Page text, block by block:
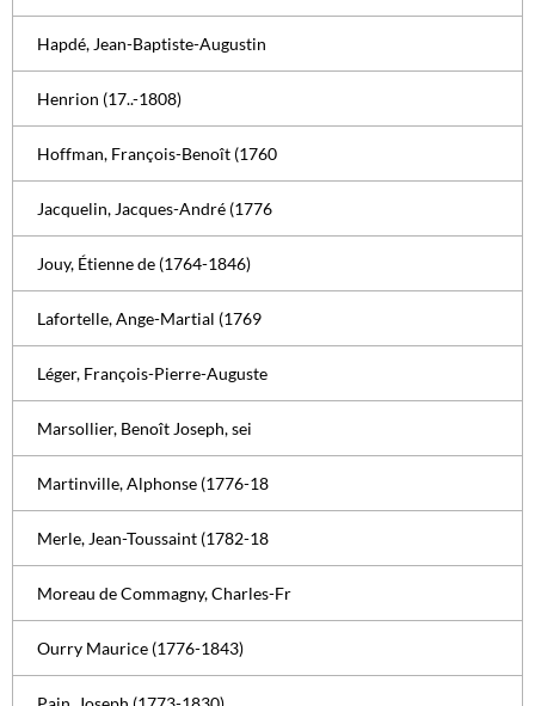
Hapdé, Jean-Baptiste-Augustin
Henrion (17..-1808)
Hoffman, François-Benoît (1760
Jacquelin, Jacques-André (1776
Jouy, Étienne de (1764-1846)
Lafortelle, Ange-Martial (1769
Léger, François-Pierre-Auguste
Marsollier, Benoît Joseph, sei
Martinville, Alphonse (1776-18
Merle, Jean-Toussaint (1782-18
Moreau de Commagny, Charles-Fr
Ourry Maurice (1776-1843)